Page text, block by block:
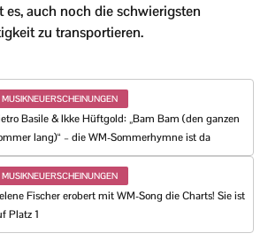
es, auch noch die schwierigsten
zu transportieren.
MUSIKNEUERSCHEINUNGEN
Basile & Ikke Hüftgold: „Bam Bam (den ganzen
lang)“ – die WM-Sommerhymne ist da
MUSIKNEUERSCHEINUNGEN
Fischer erobert mit WM-Song die Charts! Sie ist
Platz 1